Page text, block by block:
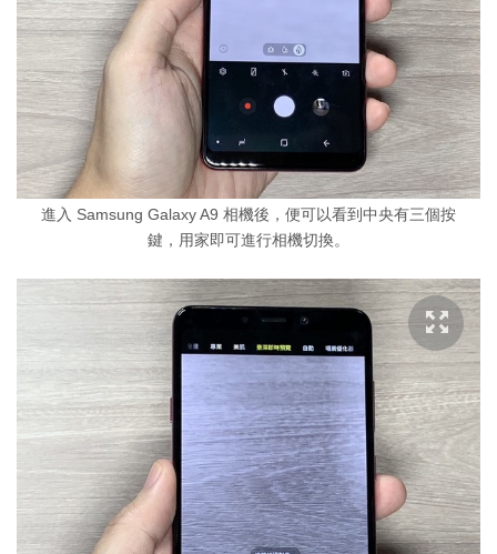
進入 Samsung Galaxy A9 相機後，便可以看到中央有三個按
鍵，用家即可進行相機切換。